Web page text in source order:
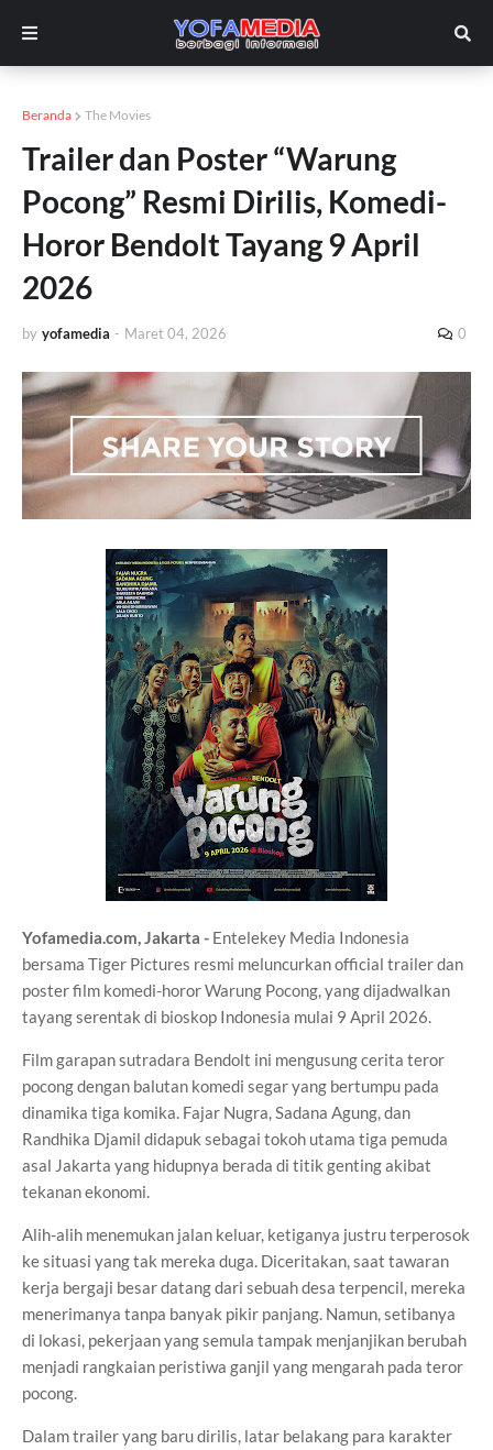
Beranda The Movies
Trailer dan Poster “Warung
Pocong” Resmi Dirilis, Komedi-
Horor Bendolt Tayang 9 April
2026
by yofamedia - Maret 04, 2026 0
Yofamedia.com, Jakarta - Entelekey Media Indonesia
bersama Tiger Pictures resmi meluncurkan official trailer dan
poster film komedi-horor Warung Pocong, yang dijadwalkan
tayang serentak di bioskop Indonesia mulai 9 April 2026.
Film garapan sutradara Bendolt ini mengusung cerita teror
pocong dengan balutan komedi segar yang bertumpu pada
dinamika tiga komika. Fajar Nugra, Sadana Agung, dan
Randhika Djamil didapuk sebagai tokoh utama tiga pemuda
asal Jakarta yang hidupnya berada di titik genting akibat
tekanan ekonomi.
Alih-alih menemukan jalan keluar, ketiganya justru terperosok
ke situasi yang tak mereka duga. Diceritakan, saat tawaran
kerja bergaji besar datang dari sebuah desa terpencil, mereka
menerimanya tanpa banyak pikir panjang. Namun, setibanya
di lokasi, pekerjaan yang semula tampak menjanjikan berubah
menjadi rangkaian peristiwa ganjil yang mengarah pada teror
pocong.
Dalam trailer yang baru dirilis, latar belakang para karakter